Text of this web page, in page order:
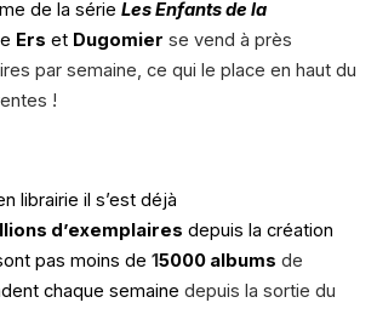
de la série Les Enfants de la
Ers et Dugomier se vend à près
par semaine, ce qui le place en haut du
!
librairie il s’est déjà
d’exemplaires depuis la création
pas moins de 15000 albums de
chaque semaine depuis la sortie du